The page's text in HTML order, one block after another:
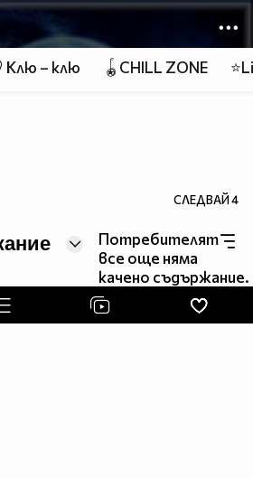
Клю – клю 🪀CHILL ZONE
някого да те обича. можеш само
обичан
СЛЕДВАЙ4
Потребителят
все още няма
качено съдържание.